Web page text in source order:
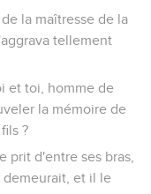
la maîtresse de la
tellement
et toi, homme de
la mémoire de
?
prit d'entre ses bras,
demeurait, et il le